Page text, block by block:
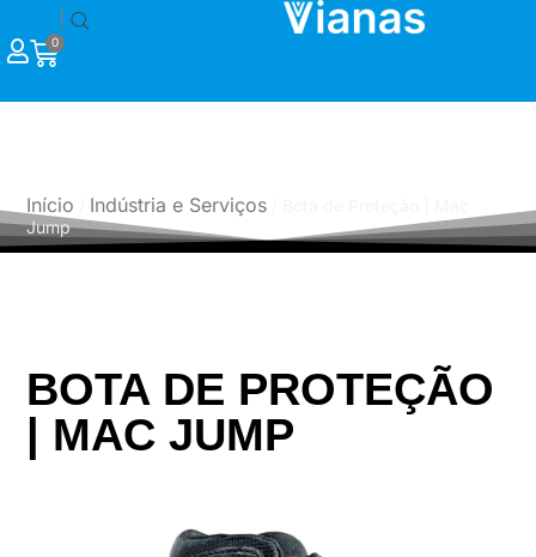
0
Início Indústria e Serviços
Jump
BOTA DE PROTEÇÃO
| MAC JUMP